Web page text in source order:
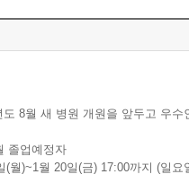
8월 새 병원 개원을 앞두고 우
졸업예정자
월)~1월 20일(금) 17:00까지 (일요